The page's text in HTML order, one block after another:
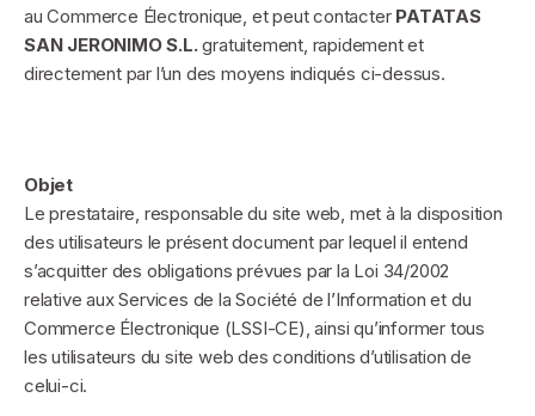
au Commerce Électronique, et peut contacter PATATAS
SAN JERONIMO S.L. gratuitement, rapidement et
directement par l’un des moyens indiqués ci-dessus.
Objet
Le prestataire, responsable du site web, met à la disposition
des utilisateurs le présent document par lequel il entend
s’acquitter des obligations prévues par la Loi 34/2002
relative aux Services de la Société de l’Information et du
Commerce Électronique (LSSI-CE), ainsi qu’informer tous
les utilisateurs du site web des conditions d’utilisation de
celui-ci.